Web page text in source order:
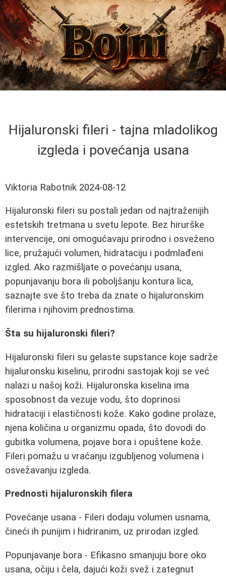
Hijaluronski fileri - tajna mladolikog
izgleda i povećanja usana
Viktoria Rabotnik 2024-08-12
Hijaluronski fileri su postali jedan od najtraženijih
estetskih tretmana u svetu lepote. Bez hirurške
intervencije, oni omogućavaju prirodno i osveženo
lice, pružajući volumen, hidrataciju i podmlađeni
izgled. Ako razmišljate o povećanju usana,
popunjavanju bora ili poboljšanju kontura lica,
saznajte sve što treba da znate o hijaluronskim
filerima i njihovim prednostima.
Šta su hijaluronski fileri?
Hijaluronski fileri su gelaste supstance koje sadrže
hijaluronsku kiselinu, prirodni sastojak koji se već
nalazi u našoj koži. Hijaluronska kiselina ima
sposobnost da vezuje vodu, što doprinosi
hidrataciji i elastičnosti kože. Kako godine prolaze,
njena količina u organizmu opada, što dovodi do
gubitka volumena, pojave bora i opuštene kože.
Fileri pomažu u vraćanju izgubljenog volumena i
osvežavanju izgleda.
Prednosti hijaluronskih filera
Povećanje usana - Fileri dodaju volumen usnama,
čineći ih punijim i hidriranim, uz prirodan izgled.
Popunjavanje bora - Efikasno smanjuju bore oko
usana, očiju i čela, dajući koži svež i zategnut